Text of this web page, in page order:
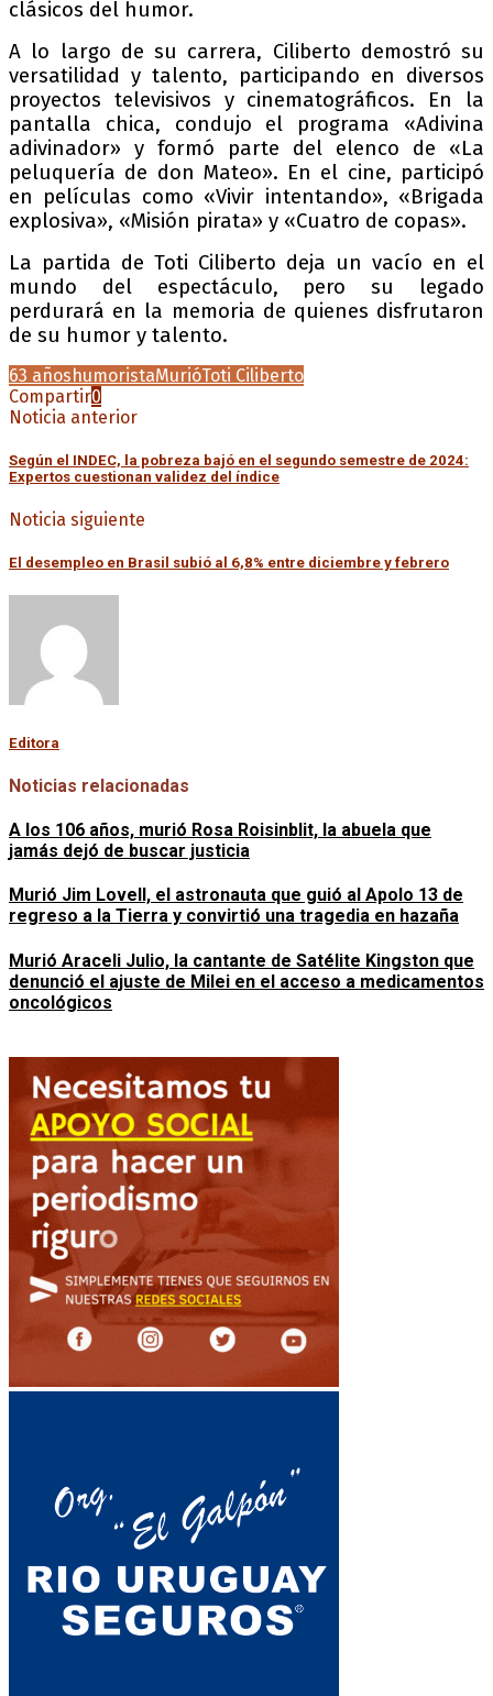
clásicos del humor.
A lo largo de su carrera, Ciliberto demostró su
versatilidad y talento, participando en diversos
proyectos televisivos y cinematográficos. En la
pantalla chica, condujo el programa «Adivina
adivinador» y formó parte del elenco de «La
peluquería de don Mateo». En el cine, participó
en películas como «Vivir intentando», «Brigada
explosiva», «Misión pirata» y «Cuatro de copas».
La partida de Toti Ciliberto deja un vacío en el
mundo del espectáculo, pero su legado
perdurará en la memoria de quienes disfrutaron
de su humor y talento.
63 añoshumoristaMurióToti Ciliberto
Compartir0
Noticia anterior
Según el INDEC, la pobreza bajó en el segundo semestre de 2024:
Expertos cuestionan validez del índice
Noticia siguiente
El desempleo en Brasil subió al 6,8% entre diciembre y febrero
Editora
Noticias relacionadas
A los 106 años, murió Rosa Roisinblit, la abuela que
jamás dejó de buscar justicia
Murió Jim Lovell, el astronauta que guió al Apolo 13 de
regreso a la Tierra y convirtió una tragedia en hazaña
Murió Araceli Julio, la cantante de Satélite Kingston que
denunció el ajuste de Milei en el acceso a medicamentos
oncológicos